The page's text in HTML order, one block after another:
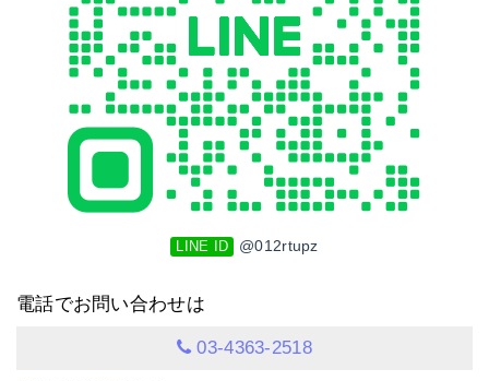
LINE ID @012rtupz
電話でお問い合わせは
03-4363-2518